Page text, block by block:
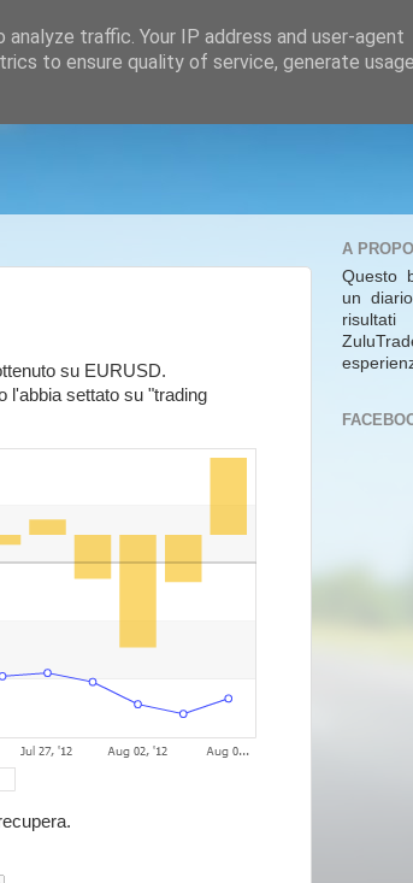
su EURUSD.
l'abbia settato su "trading
A
Questo
un
traffic. Your IP address and user-agent
to ensure quality of service, generate usage